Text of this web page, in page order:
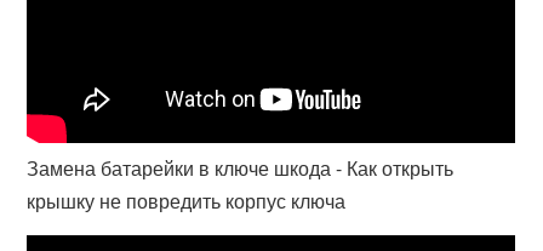
Замена батарейки в ключе шкода - Как открыть
крышку не повредить корпус ключа